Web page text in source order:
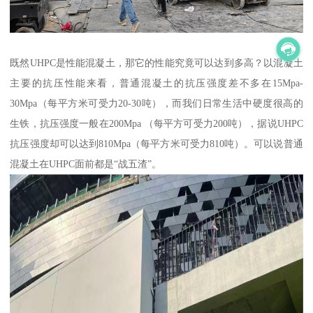
既然UHPC是性能混凝土，那它的性能究竟可以达到多高？以混凝土
主要的抗压性能来看，普通混凝土的抗压强度差不多在15Mpa-
30Mpa（每平方米可受力20-30吨），而我们日常生活中硬度很高的
生铁，抗压强度一般在200Mpa （每平方可受力200吨），据说UHPC
抗压强度却可以达到810Mpa（每平方米可受力810吨）。可以说普通
混凝土在UHPC面前都是“战五渣”。